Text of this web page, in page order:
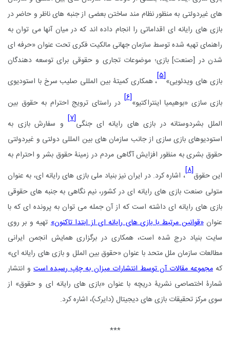
های غیردولتی به منظور نظام مند ساختن بعضی از جنبه های ناظر و حاضر در
بازی های رایانه ای اقداماتی را انجام داده اند که در میان آنها می توان به
راهنمای تهیه شده توسط سازمان جهانی مالکیت فکری تحت عنوان «حرفه ای
شدن در [صنعت] بازی؛ موضوعات تجاری و حقوقی برای توسعه دهندگان
بازی های ویدئویی»[۵] ، همکاری کمیتۀ بین المللی صلیب سرخ با استودیوی
بازی سازی «بوهیمیا اینتراکتیو»[۶] در راستای ترویج احترام به حقوق بین
الملل بشردوستانه در بازی های رایانه ای جنگی[۷] و سفارش بازی به
استودیوهای بازی سازی از جانب سازمان های بین المللی دولتی و غیردولتی
حقوق بشری به منظور افزایش آگاهی مردم در زمینۀ حقوق بشر و احترام به
این حقوق[۸] ، اشاره کرد. در ایران نیز بنیاد ملی بازی های رایانه ای، به عنوان
متولی صنعت بازی های رایانه ای در کشور، نیم نگاهی به جنبه های حقوقی
بازی های رایانه ای داشته است که از آن جمله می توان به پرونده ای که با
عنوان«قوانین مرتبط با بازی های رایانه ای از ابتدا تاکنون»تهیه و بر روی
سایت بنیاد درج شده است، همکاری در برگزاری همایش انجمن ایرانی
مطالعات سازمان ملل متحد با عنوان «حقوق بین الملل و بازی های رایانه ای»
کهمجموعه مقالات آن توسط انتشارات میزان به چاپ رسیده استو انتشار
شمارۀ اختصاصی نشریۀ دریچه با عنوان «بازی های رایانه ای و حقوق» از
سوی مرکز تحقیقات بازی های دیجیتال (دایرک)، اشاره کرد.
***